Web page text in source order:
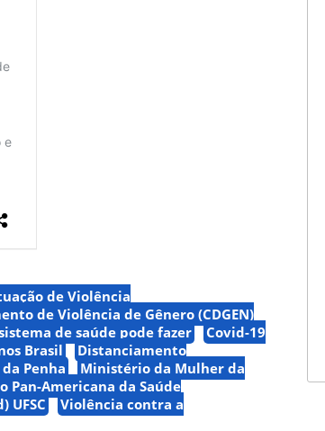
de Violência
de Violência de Gênero (CDGEN)
de saúde pode fazer
Covid-19
Brasil
Distanciamento
Penha
Ministério da Mulher da
Pan-Americana da Saúde
UFSC
Violência contra a